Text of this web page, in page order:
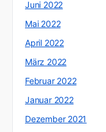
Juni 2022
Mai 2022
April 2022
März 2022
Februar 2022
Januar 2022
Dezember 2021